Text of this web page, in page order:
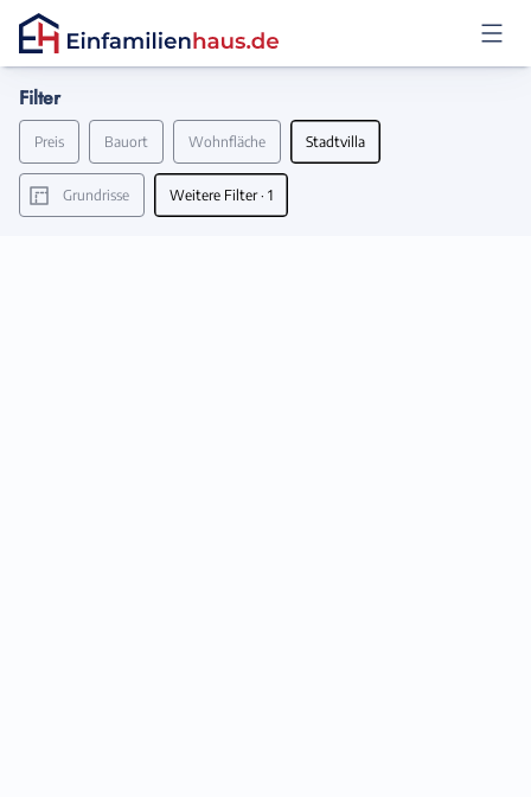
Anmelden
Filter
Preis Bauort Wohnfläche Stadtvilla
Grundrisse Weitere Filter· 1